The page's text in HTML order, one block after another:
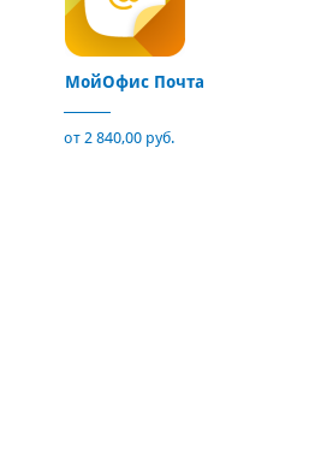
МойОфис Почта
от 2 840,00 руб.